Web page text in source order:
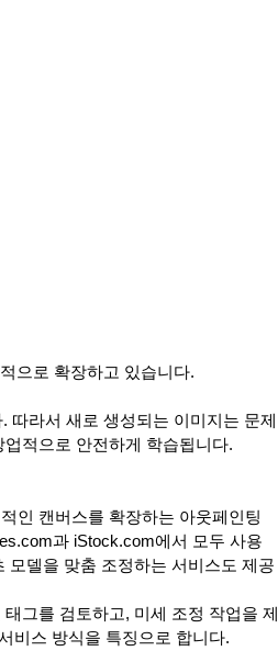
으로 확장하고 있습니다.
따라서 새로 생성되는 이미지는 문제
적으로 안전하게 학습됩니다.
인 캔버스를 확장하는 아웃페인팅
과 iStock.com에서 모두 사용
모델을 맞춤 조정하는 서비스도 제공
그를 검토하고, 미세 조정 작업을 제
비스 방식을 특징으로 합니다.